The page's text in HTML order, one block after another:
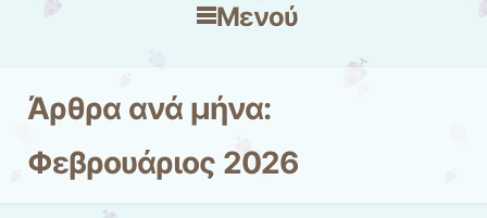
Μενού
Άρθρα ανά μήνα:
Φεβρουάριος 2026